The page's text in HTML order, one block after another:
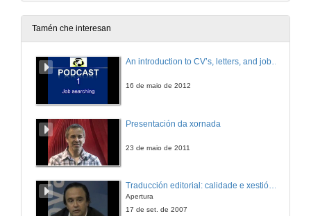
Tamén che interesan
An introduction to CV’s, letters, and job searching
16 de maio de 2012
Presentación da xornada
23 de maio de 2011
Traducción editorial: calidade e xestión de proxectos
Apertura
17 de set. de 2007